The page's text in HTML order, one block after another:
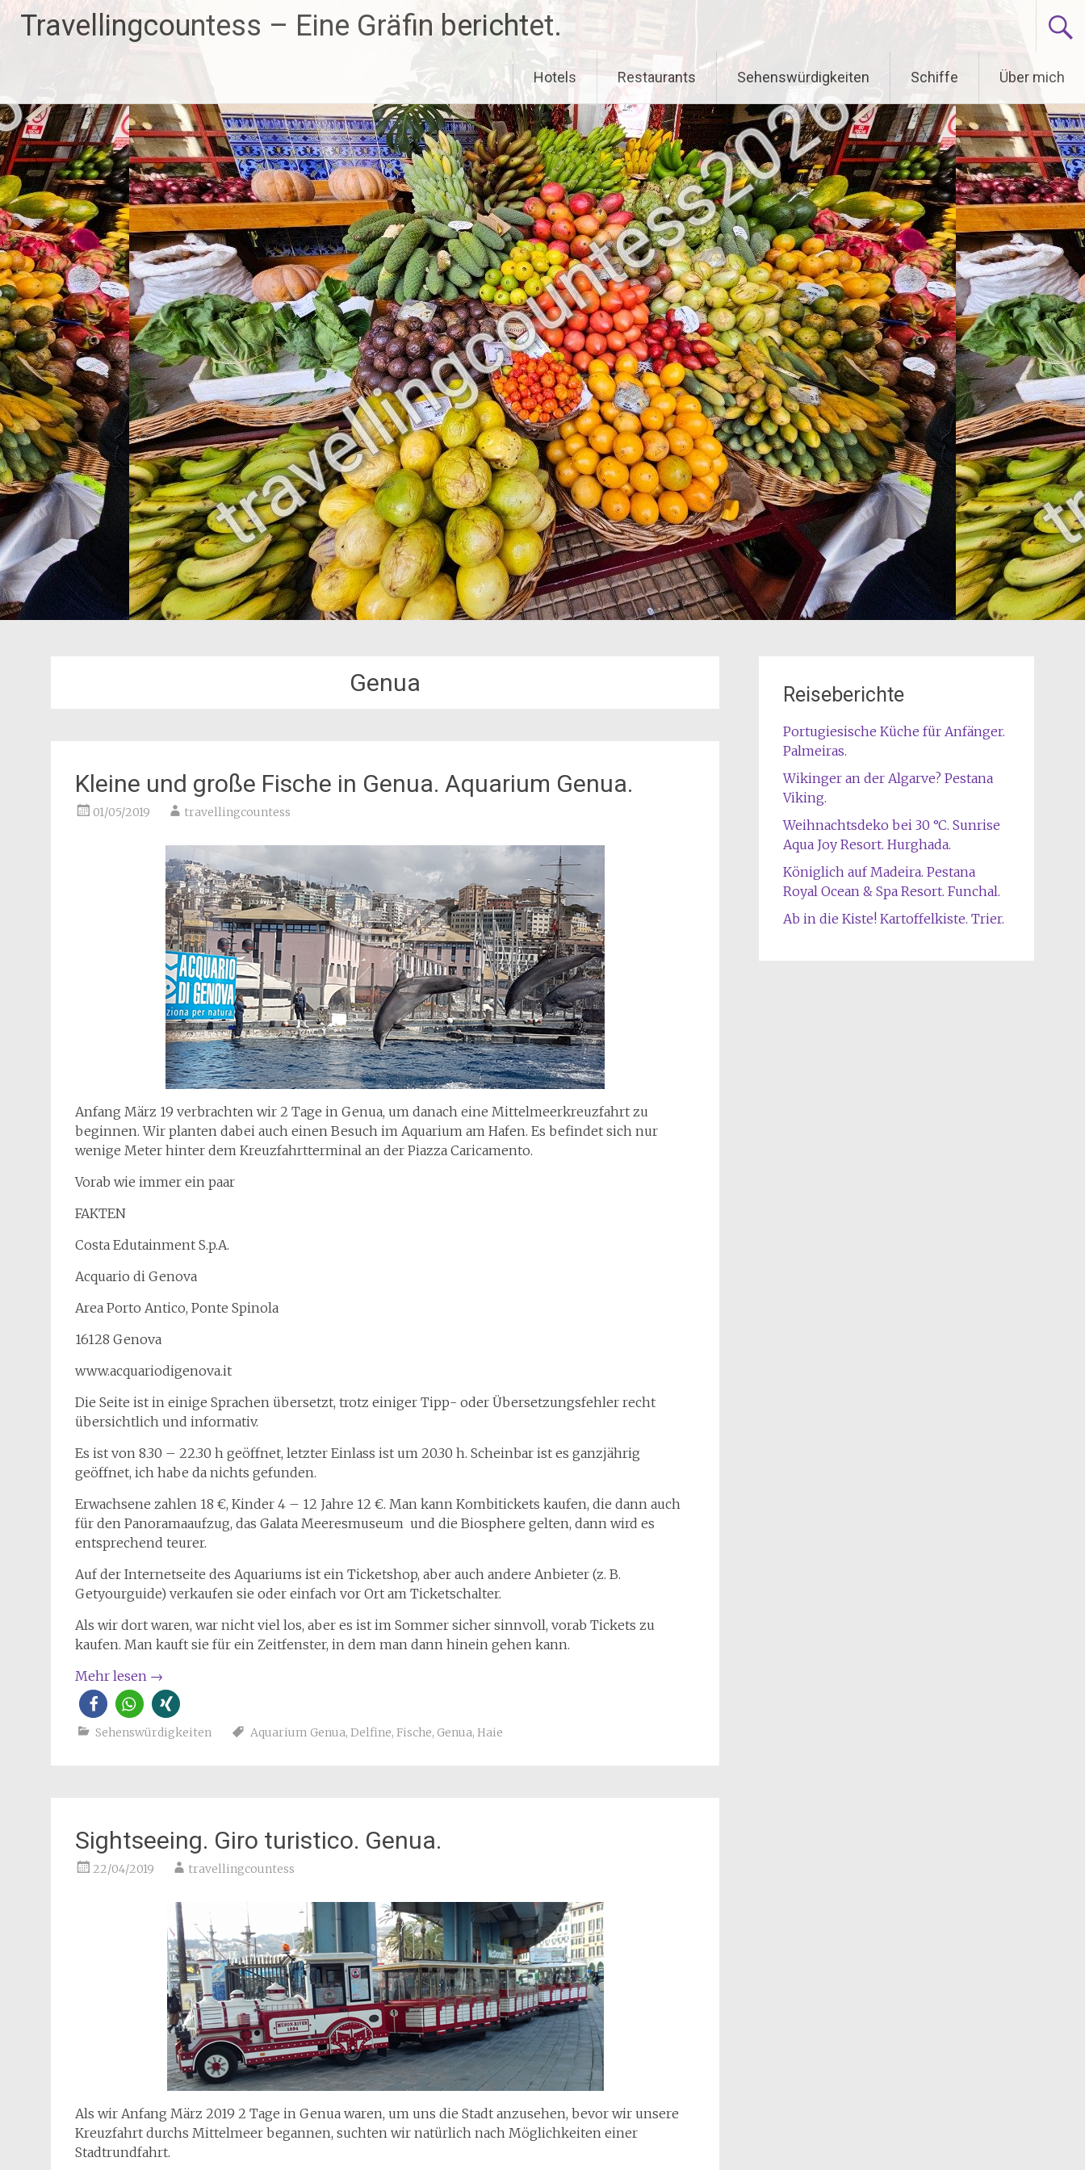
Travellingcountess – Eine Gräfin berichtet.
Hotels Restaurants Sehenswürdigkeiten Schiffe Über mich
Genua
Kleine und große Fische in Genua. Aquarium Genua.
01/05/2019 travellingcountess
Anfang März 19 verbrachten wir 2 Tage in Genua, um danach eine Mittelmeerkreuzfahrt zu
beginnen. Wir planten dabei auch einen Besuch im Aquarium am Hafen. Es befindet sich nur
wenige Meter hinter dem Kreuzfahrtterminal an der Piazza Caricamento.
Vorab wie immer ein paar
FAKTEN
Costa Edutainment S.p.A.
Acquario di Genova
Area Porto Antico, Ponte Spinola
16128 Genova
www.acquariodigenova.it
Die Seite ist in einige Sprachen übersetzt, trotz einiger Tipp- oder Übersetzungsfehler recht
übersichtlich und informativ.
Es ist von 8.30 – 22.30 h geöffnet, letzter Einlass ist um 20.30 h. Scheinbar ist es ganzjährig
geöffnet, ich habe da nichts gefunden.
Erwachsene zahlen 18 €, Kinder 4 – 12 Jahre 12 €. Man kann Kombitickets kaufen, die dann auch
für den Panoramaaufzug, das Galata Meeresmuseum und die Biosphere gelten, dann wird es
entsprechend teurer.
Auf der Internetseite des Aquariums ist ein Ticketshop, aber auch andere Anbieter (z. B.
Getyourguide) verkaufen sie oder einfach vor Ort am Ticketschalter.
Als wir dort waren, war nicht viel los, aber es ist im Sommer sicher sinnvoll, vorab Tickets zu
kaufen. Man kauft sie für ein Zeitfenster, in dem man dann hinein gehen kann.
Mehr lesen →
Sehenswürdigkeiten Aquarium Genua, Delfine, Fische, Genua, Haie
Sightseeing. Giro turistico. Genua.
22/04/2019 travellingcountess
Als wir Anfang März 2019 2 Tage in Genua waren, um uns die Stadt anzusehen, bevor wir unsere
Kreuzfahrt durchs Mittelmeer begannen, suchten wir natürlich nach Möglichkeiten einer
Stadtrundfahrt.
Reiseberichte
Portugiesische Küche für Anfänger.
Palmeiras.
Wikinger an der Algarve? Pestana
Viking.
Weihnachtsdeko bei 30 °C. Sunrise
Aqua Joy Resort. Hurghada.
Königlich auf Madeira. Pestana
Royal Ocean & Spa Resort. Funchal.
Ab in die Kiste! Kartoffelkiste. Trier.